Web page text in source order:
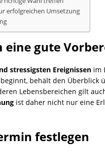
erfolgreichen Umsetzung
eine gute
stressigsten Ereignissen im
behält den
Lebensbereichen gilt
ist daher nicht nur eine
festlegen